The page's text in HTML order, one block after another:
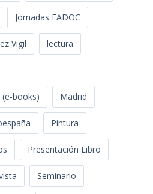
Jornadas FADOC
Vigil lectura
books) Madrid
Pintura
Presentación Libro
Seminario